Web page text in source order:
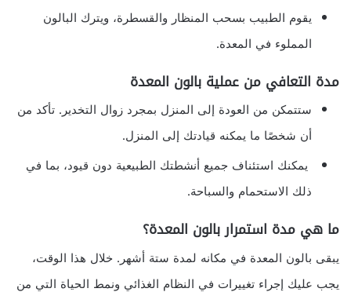
يقوم الطبيب بسحب المنظار والقسطرة، ويترك البالون
المملوء في المعدة.
مدة التعافي من عملية بالون المعدة
ستتمكن من العودة إلى المنزل بمجرد زوال التخدير. تأكد من
أن شخصًا ما يمكنه قيادتك إلى المنزل.
يمكنك استئناف جميع أنشطتك الطبيعية دون قيود، بما في
ذلك الاستحمام والسباحة.
ما هي مدة استمرار بالون المعدة؟
يبقى بالون المعدة في مكانه لمدة ستة أشهر. خلال هذا الوقت،
يجب عليك إجراء تغييرات في النظام الغذائي ونمط الحياة التي من